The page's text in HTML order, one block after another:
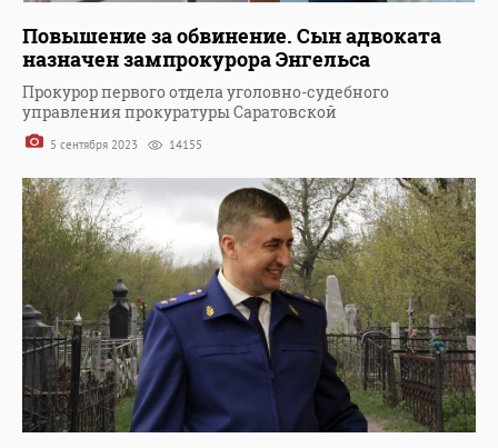
Повышение за обвинение. Сын адвоката
назначен зампрокурора Энгельса
Прокурор первого отдела уголовно-судебного
управления прокуратуры Саратовской
5 сентября 2023 14155